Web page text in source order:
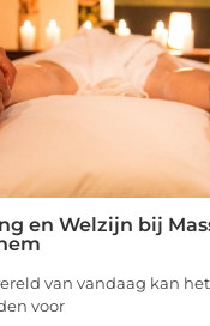
en Welzijn bij
van vandaag kan
voor